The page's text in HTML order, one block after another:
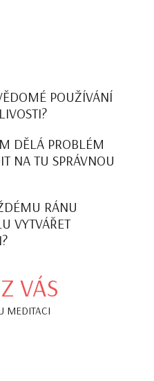
POUŽÍVÁNÍ
DĚLÁ PROBLÉM
NA TU SPRÁVNOU
RÁNU
VYTVÁŘET
Z VÁS
MEDITACI